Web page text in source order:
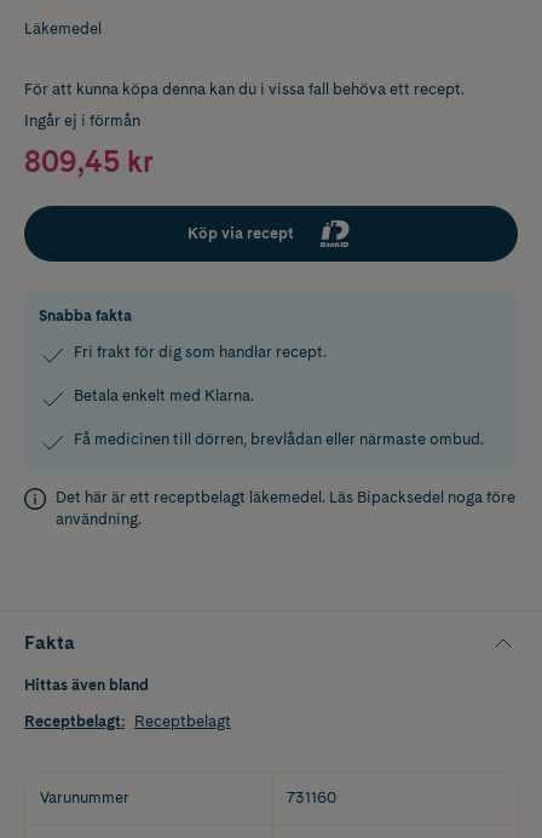
Läkemedel
För att kunna köpa denna kan du i vissa fall behöva ett recept.
Ingår ej i förmån
809,45 kr
Köp via recept
Snabba fakta
Fri frakt för dig som handlar recept.
Betala enkelt med Klarna.
Få medicinen till dörren, brevlådan eller närmaste ombud.
Det här är ett receptbelagt läkemedel. Läs Bipacksedel noga före
användning.
Fakta
Hittas även bland
Receptbelagt: Receptbelagt
Varunummer 731160